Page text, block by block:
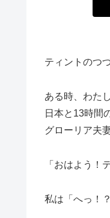
ティントのつ
ある時、わた
日本と13時間
グローリア夫
「おはよう！
私は「へっ！